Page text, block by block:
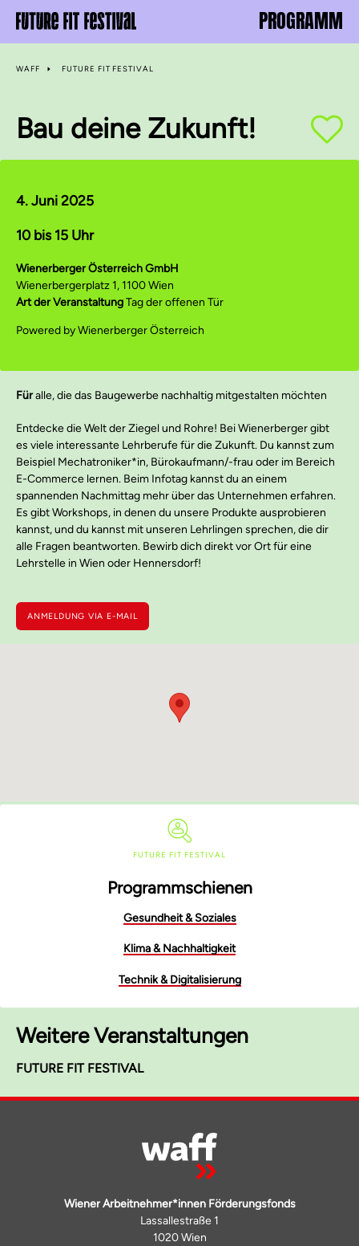
PROGRAMM
WAFF FUTURE FIT FESTIVAL
Bau deine Zukunft!
4. Juni 2025
10 bis 15 Uhr
Wienerberger Österreich GmbH
Wienerbergerplatz 1, 1100 Wien
Art der VeranstaltungTag der offenen Tür
Powered by Wienerberger Österreich
Füralle, die das Baugewerbe nachhaltig mitgestalten möchten
Entdecke die Welt der Ziegel und Rohre! Bei Wienerberger gibt
es viele interessante Lehrberufe für die Zukunft. Du kannst zum
Beispiel Mechatroniker*in, Bürokaufmann/-frau oder im Bereich
E-Commerce lernen. Beim Infotag kannst du an einem
spannenden Nachmittag mehr über das Unternehmen erfahren.
Es gibt Workshops, in denen du unsere Produkte ausprobieren
kannst, und du kannst mit unseren Lehrlingen sprechen, die dir
alle Fragen beantworten. Bewirb dich direkt vor Ort für eine
Lehrstelle in Wien oder Hennersdorf!
ANMELDUNG VIA E-MAIL
FUTURE FIT FESTIVAL
Programmschienen
Gesundheit & Soziales
Klima & Nachhaltigkeit
Technik & Digitalisierung
Weitere Veranstaltungen
FUTURE FIT FESTIVAL
Wiener Arbeitnehmer*innen Förderungsfonds
Lassallestraße 1
1020 Wien